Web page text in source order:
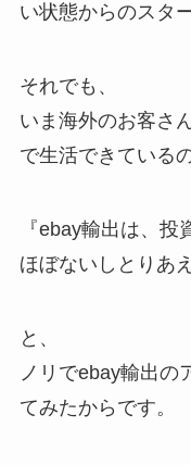
い状態からのスタ
それでも、
いま海外のお客さ
で生活できている
『ebay輸出は、
ほぼないしとりあ
と、
ノリでebay輸出の
てみたからです。